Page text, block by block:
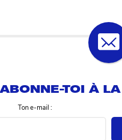
Ton e-mail :